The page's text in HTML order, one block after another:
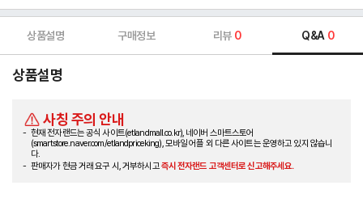
상품설명 구매정보 리뷰 0 Q&A 0
상품설명
사칭 주의 안내
현재 전자랜드는 공식 사이트(etlandmall.co.kr), 네이버 스마트스토어
(smartstore.naver.com/etlandpriceking), 모바일 어플 외 다른 사이트는 운영하고 있지 않습니
다.
판매자가 현금 거래 요구 시, 거부하시고즉시 전자랜드 고객센터로 신고해주세요.